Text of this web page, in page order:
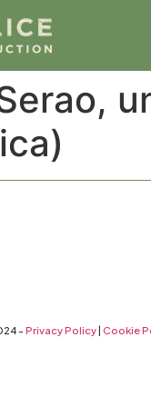
-Privacy Policy | Cookie